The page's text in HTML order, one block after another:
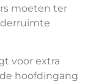
moeten ter
voor extra
hoofdingang